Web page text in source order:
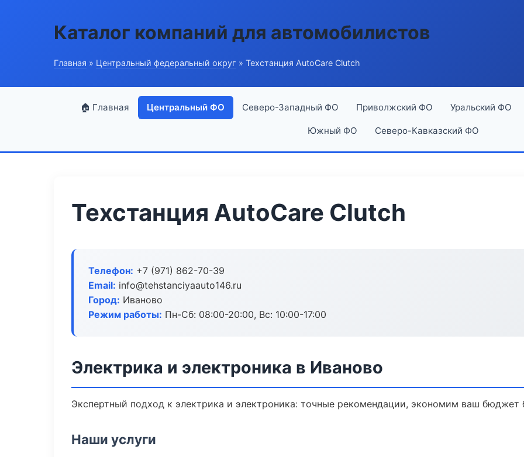
Каталог компаний для автомобилистов
Главная » Центральный федеральный округ » Техстанция AutoCare Clutch
🏠 Главная Центральный ФО Северо-Западный ФО Приволжский ФО Уральский ФО
Южный ФО Северо-Кавказский ФО
Техстанция AutoCare Clutch
Телефон: +7 (971) 862-70-39
Email: info@tehstanciyaauto146.ru
Город: Иваново
Режим работы: Пн-Сб: 08:00-20:00, Вс: 10:00-17:00
Электрика и электроника в Иваново
Экспертный подход к электрика и электроника: точные рекомендации, экономим ваш бюджет
Наши услуги